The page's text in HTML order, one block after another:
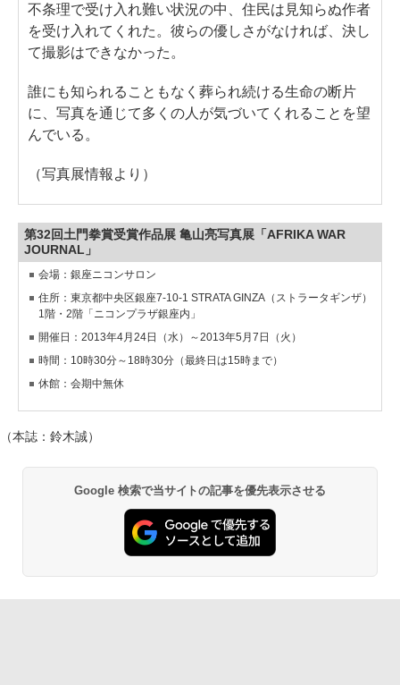
不条理で受け入れ難い状況の中、住民は見知らぬ作者
を受け入れてくれた。彼らの優しさがなければ、決し
て撮影はできなかった。
誰にも知られることもなく葬られ続ける生命の断片
に、写真を通じて多くの人が気づいてくれることを望
んでいる。
（写真展情報より）
第32回土門拳賞受賞作品展 亀山亮写真展「AFRIKA WAR
JOURNAL」
会場：銀座ニコンサロン
住所：東京都中央区銀座7-10-1 STRATA GINZA（ストラータギンザ）
1階・2階「ニコンプラザ銀座内」
開催日：2013年4月24日（水）～2013年5月7日（火）
時間：10時30分～18時30分（最終日は15時まで）
休館：会期中無休
（本誌：鈴木誠）
Google 検索で当サイトの記事を優先表示させる